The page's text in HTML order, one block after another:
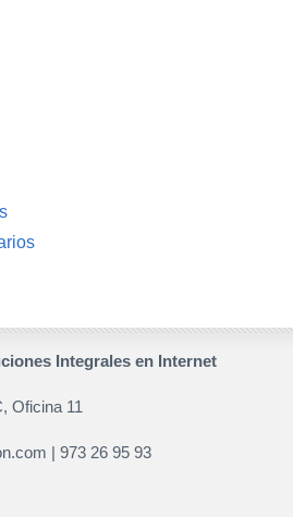
Integrales en Internet
Oficina 11
| 973 26 95 93